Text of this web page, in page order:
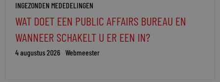
INGEZONDEN MEDEDELINGEN
WAT DOET EEN PUBLIC AFFAIRS BUREAU EN
WANNEER SCHAKELT U ER EEN IN?
4 augustus 2026 Webmeester